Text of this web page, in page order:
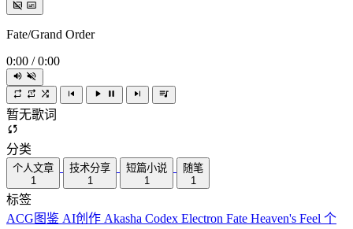
Fate/Grand Order
0:00 / 0:00
暂无歌词
分类
个人文章
1
技术分享
1
短篇小说
1
随笔
1
标签
ACG图鉴 AI创作 Akasha Codex Electron Fate Heaven's Feel 个